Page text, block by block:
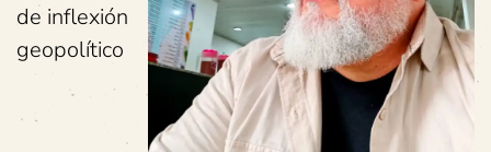
de inflexión
geopolítico